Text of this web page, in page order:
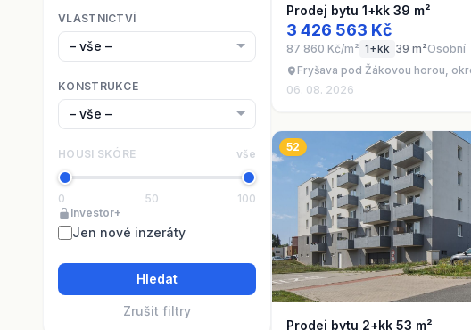
VLASTNICTVÍ
KONSTRUKCE
HOUSI SKÓRE vše
0 50
100
Investor+
Jen nové inzeráty
Hledat
Zrušit filtry
Prodej bytu 1+kk 39 m²
3 426 563 Kč
87 860 Kč/m² 1+kk 39 m²Osobní
Fryšava pod Žákovou horou,
06. 08. 2026
52
Prodej bytu 2+kk 53 m²